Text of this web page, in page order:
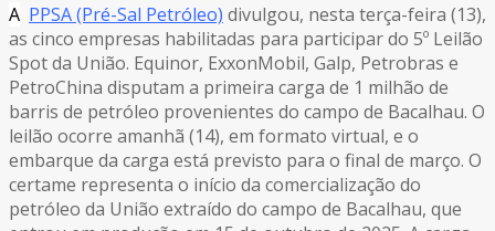
A PPSA (Pré-Sal Petróleo) divulgou, nesta terça-feira (13),
as cinco empresas habilitadas para participar do 5º Leilão
Spot da União. Equinor, ExxonMobil, Galp, Petrobras e
PetroChina disputam a primeira carga de 1 milhão de
barris de petróleo provenientes do campo de Bacalhau. O
leilão ocorre amanhã (14), em formato virtual, e o
embarque da carga está previsto para o final de março. O
certame representa o início da comercialização do
petróleo da União extraído do campo de Bacalhau, que